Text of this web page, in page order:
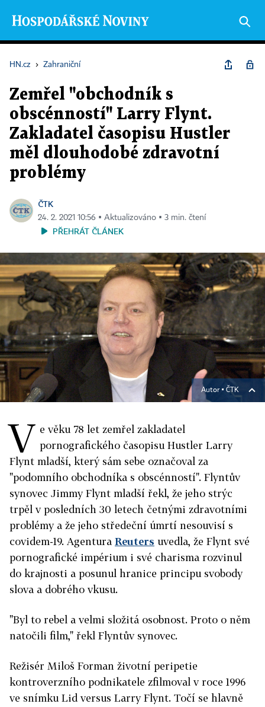
HN.cz › Zahraniční
Zemřel "obchodník s
obscénností" Larry Flynt.
Zakladatel časopisu Hustler
měl dlouhodobé zdravotní
problémy
ČTK
24. 2. 2021 10:56 ▪ Aktualizováno ▪ 3 min. čtení
PŘEHRÁT ČLÁNEK
Autor ▪ ČTK
V e věku 78 let zemřel zakladatel
pornografického časopisu Hustler Larry
Flynt mladší, který sám sebe označoval za
"podomního obchodníka s obscénností". Flyntův
synovec Jimmy Flynt mladší řekl, že jeho strýc
trpěl v posledních 30 letech četnými zdravotními
problémy a že jeho středeční úmrtí nesouvisí s
covidem-19. Agentura Reuters uvedla, že Flynt své
pornografické impérium i své charisma rozvinul
do krajnosti a posunul hranice principu svobody
slova a dobrého vkusu.
"Byl to rebel a velmi složitá osobnost. Proto o něm
natočili film," řekl Flyntův synovec.
Režisér Miloš Forman životní peripetie
kontroverzního podnikatele zfilmoval v roce 1996
ve snímku Lid versus Larry Flynt. Točí se hlavně